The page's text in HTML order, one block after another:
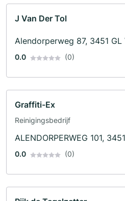
J Van Der Tol
Alendorperweg 87, 3451 GL
0.0 (0)
Graffiti-Ex
Reinigingsbedrijf
ALENDORPERWEG 101,
0.0 (0)